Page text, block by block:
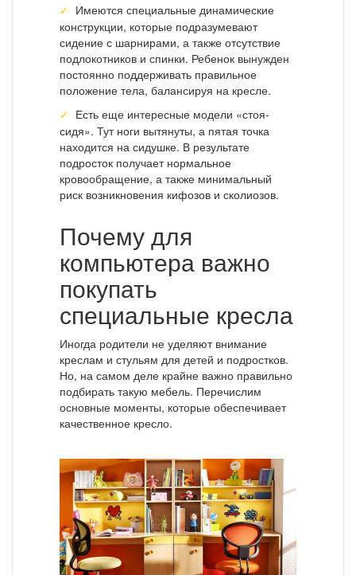
Имеются специальные динамические
конструкции, которые подразумевают
сидение с шарнирами, а также отсутствие
подлокотников и спинки. Ребенок вынужден
постоянно поддерживать правильное
положение тела, балансируя на кресле.
Есть еще интересные модели «стоя-
сидя». Тут ноги вытянуты, а пятая точка
находится на сидушке. В результате
подросток получает нормальное
кровообращение, а также минимальный
риск возникновения кифозов и сколиозов.
Почему для
компьютера важно
покупать
специальные кресла
Иногда родители не уделяют внимание
креслам и стульям для детей и подростков.
Но, на самом деле крайне важно правильно
подбирать такую мебель. Перечислим
основные моменты, которые обеспечивает
качественное кресло.